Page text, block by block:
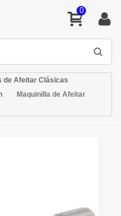
0
de Afeitar Clásicas
Maquinilla de Afeitar